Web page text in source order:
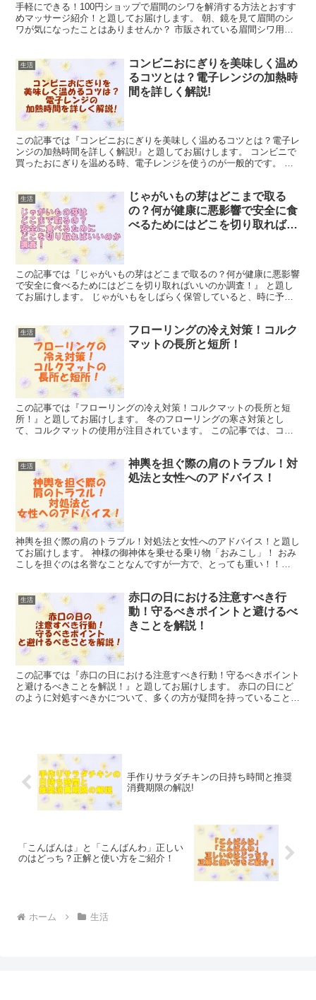
手軽にできる！100円ショップで眉間のシワを解消する方法とおすす
めマッサージ紹介！と題してお届けします。 朝、鏡を見て眉間のシ
ワが気になったことはありませんか？ 市販されている眉間シワ用の
生活
コンビニおにぎりを美味しく温め
るコツとは？電子レンジの加熱時
間を詳しく解説!
この記事では『コンビニおにぎりを美味しく温めるコツとは？電子レ
ンジの加熱時間を詳しく解説!』と題してお届けします。 コンビニで
買ったおにぎりを温める時、電子レンジを使うのが一般的です。 し
生活
じゃがいもの芽はどこまで取る
の？何が健康に悪影響で安全に食
べるためにはどこを切り取ればい
この記事では『じゃがいもの芽はどこまで取るの？何が健康に悪影響
で安全に食べるためにはどこを切り取ればいいのか調査！』 と題し
てお届けします。 じゃがいもをしばらく保管していると、時に予想
生活
フローリングの冷え対策！コルク
マットの長所と短所！
この記事では『フローリングの冷え対策！コルクマットの長所と短
所！』と題してお届けします。 冬のフローリングの寒さ対策とし
て、コルクマットの使用が注目されています。 この記事では、コル
生活
神輿を担ぐ際の肩のトラブル！対
処法と女性へのアドバイス！
神輿を担ぐ際の肩のトラブル！対処法と女性へのアドバイス！と題し
てお届けします。 神様の御神体を乗せる乗り物「おみこし」！ おみ
こしを担ぐのは名誉なことなんですが一方で、とっても重い！！
生活
赤口の日における注意すべき行
動！守るべきポイントと避けるべ
きことを解説！
この記事では『赤口の日における注意すべき行動！守るべきポイント
と避けるべきことを解説！』と題してお届けします。 赤口の日にど
のように対処すべきかについて、多くの方が疑問を持っていることで
手作りサラダチキンの日持ち時間と推奨
消費期限の解説!
「こんばんは」と「こんばんわ」正しい
のはどっち？正解と使い方をご紹介！
ホーム 生活